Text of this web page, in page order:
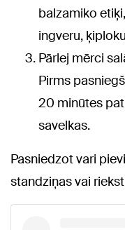
balzamiko
ingveru,
Pārlej mērci
Pirms
20 minūtes
savelkas.
Pasniedzot vari
standziņas vai